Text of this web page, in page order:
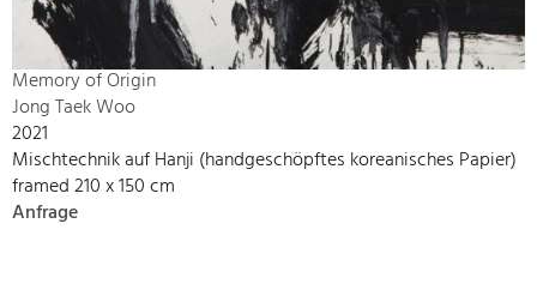
Memory of Origin
Jong Taek Woo
2021
Mischtechnik auf Hanji (handgeschöpftes koreanisches Papier)
framed 210 x 150 cm
Anfrage